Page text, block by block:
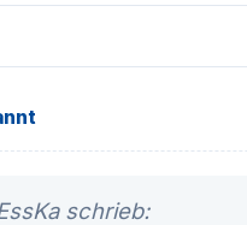
schrieb: